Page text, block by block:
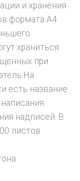
и хранения
формата А4
храниться
при
есть название
надписей. В
листов